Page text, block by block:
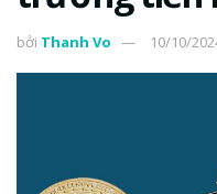
bởi Thanh Vo 10/10/